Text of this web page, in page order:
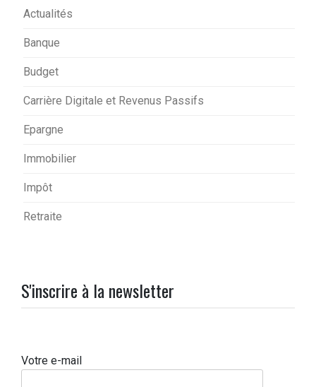
Actualités
Banque
Budget
Carrière Digitale et Revenus Passifs
Epargne
Immobilier
Impôt
Retraite
S'inscrire à la newsletter
Votre e-mail